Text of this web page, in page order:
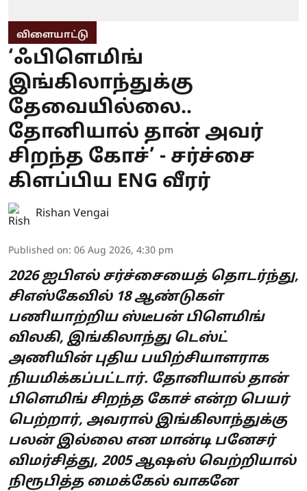
விளையாட்டு
‘ஃபிளெமிங்
இங்கிலாந்துக்கு
தேவையில்லை..
தோனியால் தான் அவர்
சிறந்த கோச்’ - சர்ச்சை
கிளப்பிய ENG வீரர்
Rishan Vengai
Published on: 06 Aug 2026, 4:30 pm
2026 ஐபிஎல் சர்ச்சையைத் தொடர்ந்து,
சிஎஸ்கேவில் 18 ஆண்டுகள்
பணியாற்றிய ஸ்டீபன் பிளெமிங்
விலகி, இங்கிலாந்து டெஸ்ட்
அணியின் புதிய பயிற்சியாளராக
நியமிக்கப்பட்டார். தோனியால் தான்
பிளெமிங் சிறந்த கோச் என்ற பெயர்
பெற்றார், அவரால் இங்கிலாந்துக்கு
பலன் இல்லை என மான்டி பனேசர்
விமர்சித்து, 2005 ஆஷஸ் வெற்றியால்
நிரூபித்த மைக்கேல் வாகனே